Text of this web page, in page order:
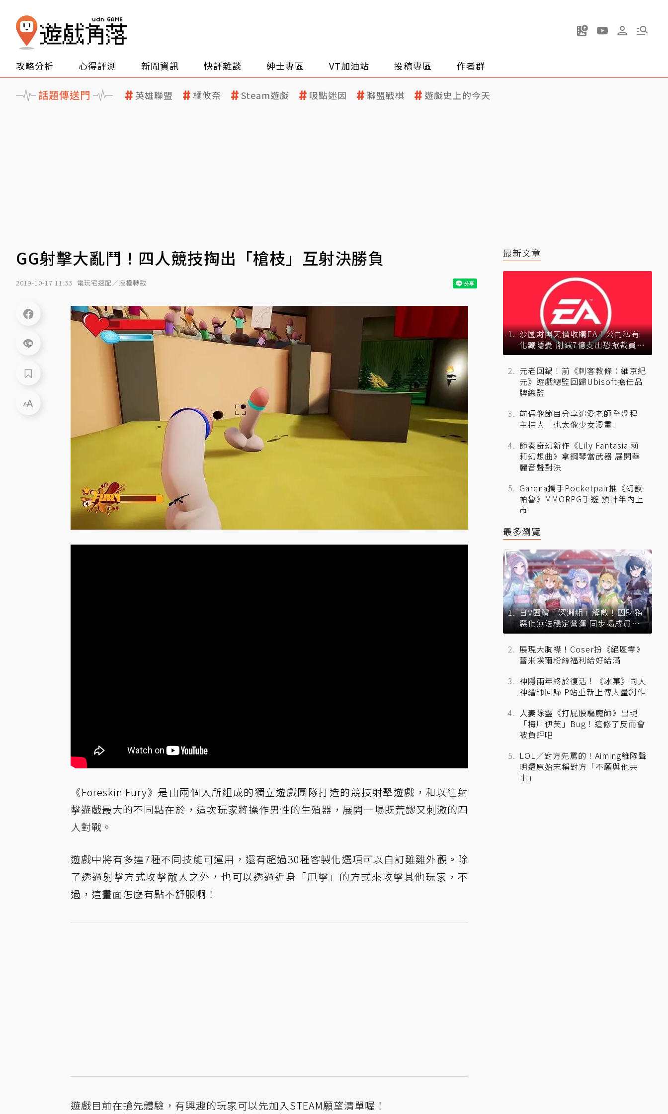
攻略分析 心得評測 新聞資訊 快評雜談 紳士專區 VT加油站 投稿專區 作者群
話題傳送門 英雄聯盟 橘攸奈 Steam遊戲 吸點迷因 聯盟戰棋 遊戲史上的今天
GG射擊大亂鬥！四人競技掏出「槍枝」互射決勝負
2019-10-17 11:33 電玩宅速配／授權轉載
《Foreskin Fury》是由兩個人所組成的獨立遊戲團隊打造的競技射擊遊戲，和以往射
擊遊戲最大的不同點在於，這次玩家將操作男性的生殖器，展開一場既荒謬又刺激的四
人對戰。
遊戲中將有多達7種不同技能可運用，還有超過30種客製化選項可以自訂雞雞外觀。除
了透過射擊方式攻擊敵人之外，也可以透過近身「甩擊」的方式來攻擊其他玩家，不
過，這畫面怎麼有點不舒服啊！
遊戲目前在搶先體驗，有興趣的玩家可以先加入STEAM願望清單喔！
最新文章
沙國財團天價收購EA！公司私有
化藏隱憂 削減7億支出恐掀裁員風
暴？
元老回鍋！前《刺客教條：維京紀
元》遊戲總監回歸Ubisoft擔任品
牌總監
前偶像節目分享追愛老師全過程
主持人「也太像少女漫畫」
節奏奇幻新作《Lily Fantasia 莉
莉幻想曲》拿鋼琴當武器 展開華
麗音聲對決
Garena攜手Pocketpair推《幻獸
帕魯》MMORPG手遊 預計年內上
市
最多瀏覽
日V團體「深淵組」解散！因財務
惡化無法穩定營運 同步揭成員未
來去向
展現大胸襟！Coser扮《絕區零》
蕾米埃爾粉絲福利給好給滿
神隱兩年終於復活！《冰菓》同人
神繪師回歸 P站重新上傳大量創作
人妻除靈《打屁股驅魔師》出現
「梅川伊芙」Bug！這修了反而會
被負評吧
LOL／對方先罵的！Aiming離隊聲
明還原始末稱對方「不願與他共
事」